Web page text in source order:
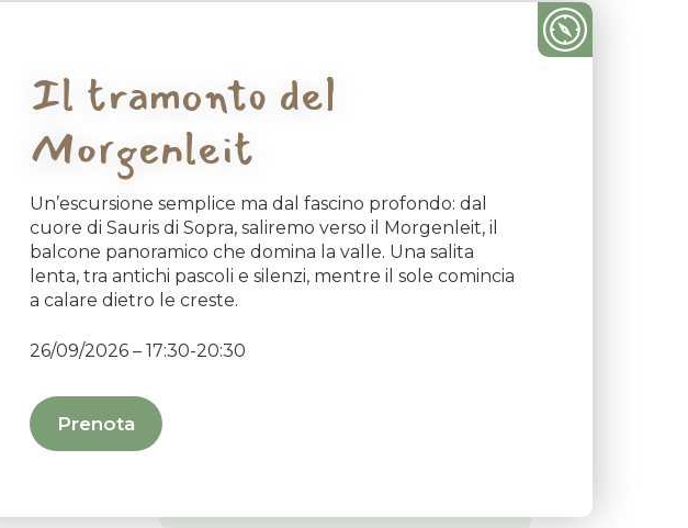
Il tramonto del
Morgenleit
Un’escursione semplice ma dal fascino profondo: dal
cuore di Sauris di Sopra, saliremo verso il Morgenleit, il
balcone panoramico che domina la valle. Una salita
lenta, tra antichi pascoli e silenzi, mentre il sole comincia
a calare dietro le creste.
26/09/2026 – 17:30-20:30
Prenota